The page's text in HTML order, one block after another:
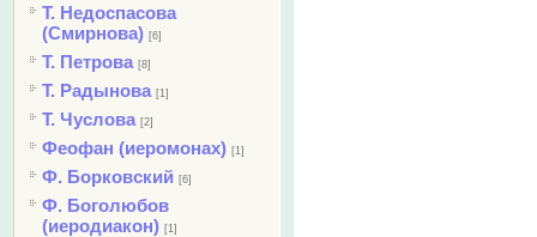
Т. Недоспасова
(Смирнова) [6]
Т. Петрова [8]
Т. Радынова [1]
Т. Чуслова [2]
Феофан (иеромонах) [1]
Ф. Борковский [6]
Ф. Боголюбов
(иеродиакон) [1]